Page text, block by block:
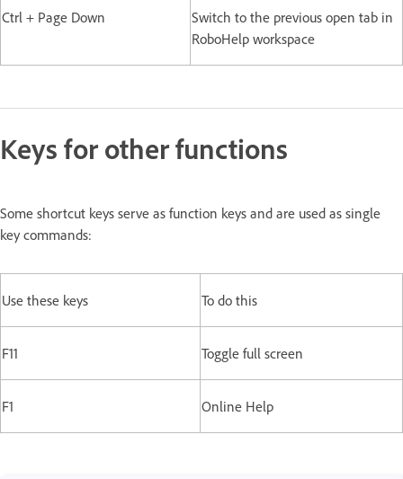
Ctrl + Page Down
Switch to the previous open tab in
RoboHelp workspace
Keys for other functions
Some shortcut keys serve as function keys and are used as single
key commands:
Use these keys To do this
F11 Toggle full screen
F1 Online Help